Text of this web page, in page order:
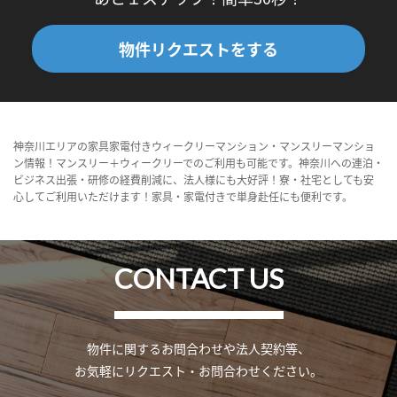
物件リクエストをする
神奈川エリアの家具家電付きウィークリーマンション・マンスリーマンショ
ン情報！マンスリー＋ウィークリーでのご利用も可能です。神奈川への連泊・
ビジネス出張・研修の経費削減に、法人様にも大好評！寮・社宅としても安
心してご利用いただけます！家具・家電付きで単身赴任にも便利です。
CONTACT US
物件に関するお問合わせや法人契約等、
お気軽にリクエスト・お問合わせください。